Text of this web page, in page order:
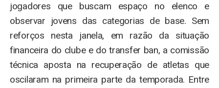
jogadores que buscam espaço no elenco e
observar jovens das categorias de base. Sem
reforços nesta janela, em razão da situação
financeira do clube e do transfer ban, a comissão
técnica aposta na recuperação de atletas que
oscilaram na primeira parte da temporada. Entre